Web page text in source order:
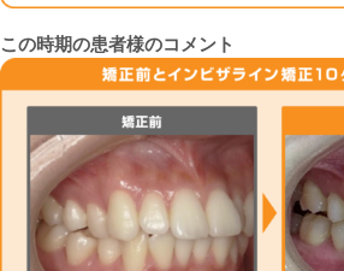
この時期の患者様のコメント